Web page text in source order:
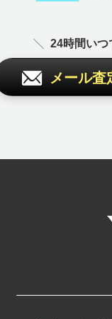
24時間いつ
メール査